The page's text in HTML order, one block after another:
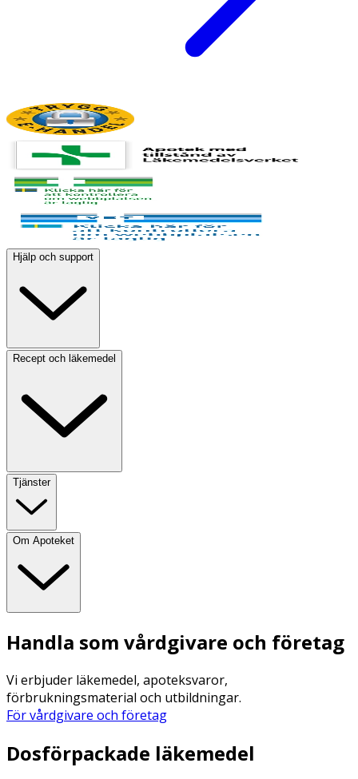
Hjälp och support
Recept och läkemedel
Tjänster
Om Apoteket
Handla som vårdgivare och företag
Vi erbjuder läkemedel, apoteksvaror,
förbrukningsmaterial och utbildningar.
För vårdgivare och företag
Dosförpackade läkemedel